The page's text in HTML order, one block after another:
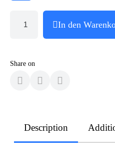
In den
Share on
Description